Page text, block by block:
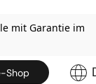
mit Garantie im
Shop